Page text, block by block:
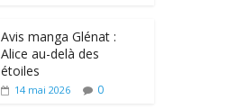
Avis manga Glénat :
Alice au-delà des
étoiles
14 mai 2026 0